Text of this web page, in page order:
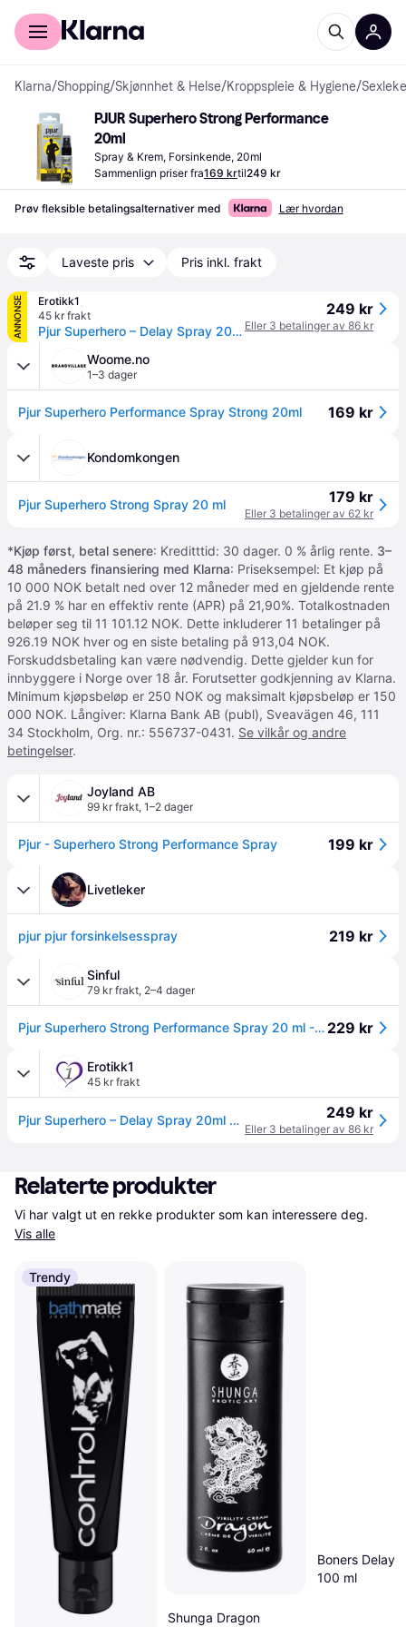
For kunder
Klarna/Shopping/Skjønnhet & Helse/Kroppspleie & Hygiene/
PJUR Superhero Strong Performance
20ml
Spray & Krem, Forsinkende, 20ml
Sammenlign priser fra169 krtil249 kr
Prøv fleksible betalingsalternativer med Lær hvordan
Laveste pris Pris inkl. frakt
ANNONSE
Erotikk1
45 kr frakt
Pjur Superhero – Delay Spray 20ml – Strong
249 kr
Eller 3 betalinger av 86 kr
Woome.no
1–3 dager
Pjur Superhero Performance Spray Strong 20ml 169 kr
Kondomkongen
Pjur Superhero Strong Spray 20 ml 179 kr
Eller 3 betalinger av 62 kr
*Kjøp først, betal senere: Kreditttid: 30 dager. 0 % årlig rente. 3–
48 måneders finansiering med Klarna: Priseksempel: Et kjøp på
10 000 NOK betalt ned over 12 måneder med en gjeldende rente
på 21.9 % har en effektiv rente (APR) på 21,90%. Totalkostnaden
beløper seg til 11 101.12 NOK. Dette inkluderer 11 betalinger på
926.19 NOK hver og en siste betaling på 913,04 NOK.
Forskuddsbetaling kan være nødvendig. Dette gjelder kun for
innbyggere i Norge over 18 år. Forutsetter godkjenning av Klarna.
Minimum kjøpsbeløp er 250 NOK og maksimalt kjøpsbeløp er 150
000 NOK. Långiver: Klarna Bank AB (publ), Sveavägen 46, 111
34 Stockholm, Org. nr.: 556737-0431. Se vilkår og andre
betingelser.
Joyland AB
99 kr frakt, 1–2 dager
Pjur - Superhero Strong Performance Spray 199 kr
Livetleker
pjur pjur forsinkelsesspray 219 kr
Sinful
79 kr frakt, 2–4 dager
Pjur Superhero Strong Performance Spray 20 ml - Klar 229 kr
Erotikk1
45 kr frakt
Pjur Superhero – Delay Spray 20ml – Strong 249 kr
Eller 3 betalinger av 86 kr
Relaterte produkter
Vis alle
Trendy
Shunga Dragon
Boners Delay
100 ml